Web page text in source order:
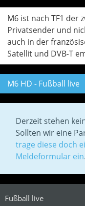
M6 ist nach TF1 der
Privatsender und
auch in der
Satellit und DVB-T
M6 HD - Fußball live
Derzeit stehen
Sollten wir eine
trage diese doch
Meldeformular ein.
Fußball live